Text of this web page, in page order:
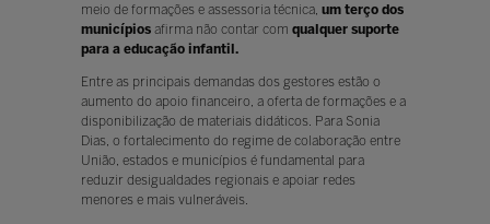
meio de formações e assessoria técnica, um terço dos
municípios afirma não contar com qualquer suporte
para a educação infantil.
Entre as principais demandas dos gestores estão o
aumento do apoio financeiro, a oferta de formações e a
disponibilização de materiais didáticos. Para Sonia
Dias, o fortalecimento do regime de colaboração entre
União, estados e municípios é fundamental para
reduzir desigualdades regionais e apoiar redes
menores e mais vulneráveis.